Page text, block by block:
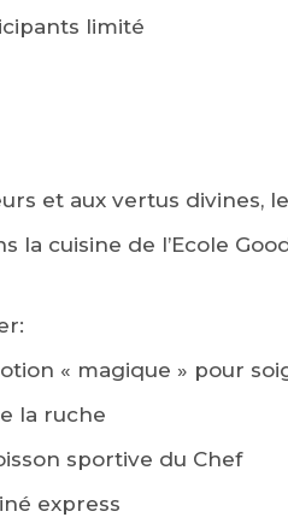
limité
et aux vertus divines,
la cuisine de l’Ecole
« magique » pour
la ruche
sportive du Chef
express